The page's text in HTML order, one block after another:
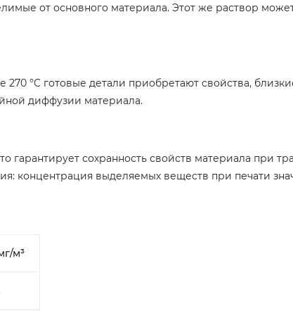
от основного материала. Этот же раствор
°C готовые детали приобретают свойства,
диффузии материала.
гарантирует сохранность свойств материала при
концентрация выделяемых веществ при печати
м³